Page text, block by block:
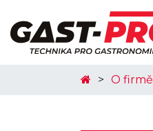
O firmě